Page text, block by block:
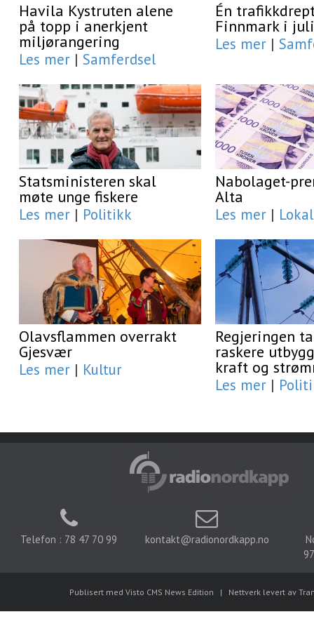
Havila Kystruten alene
på topp i anerkjent
miljørangering
Les mer | Samferdsel
Én
Finnmark i juli
Les mer |
Statsministeren skal
møte unge fiskere
Les mer | Politikk
Nabolaget-
Alta
Les mer | Lokal
Olavsflammen overrakt
Gjesvær
Les mer | Kultur
Regjeringen
raskere
kraft og
Les mer |
Telefon : 78 47 70 99 kontakt@radionordkapp.no
Publisert med Visto CMS News Edition | Nettverk levert av